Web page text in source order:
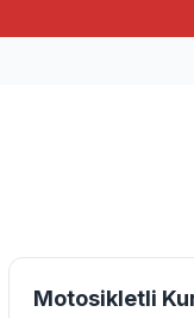
Motosikletli